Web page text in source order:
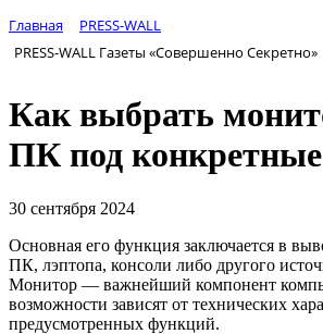
Главная
PRESS-WALL
PRESS-WALL Газеты «Совершенно Секретно»
Как выбрать
ПК под конкретные
30 сентября 2024
Основная его функция заключается в
ПК, лэптопа, консоли либо другого
Монитор — важнейший компонент
возможности зависят от технических
предусмотренных функций.